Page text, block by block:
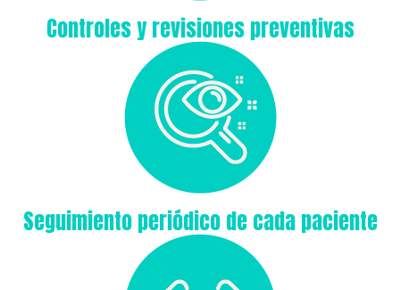
Controles y revisiones preventivas
Seguimiento periódico de cada paciente